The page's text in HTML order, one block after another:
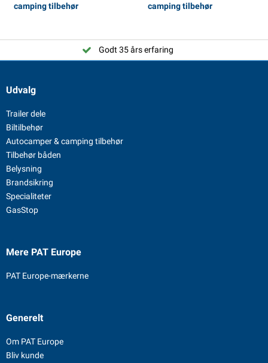
camping tilbehør
camping tilbehør
Godt 35 års erfaring
Udvalg
Trailer dele
Biltilbehør
Autocamper & camping tilbehør
Tilbehør båden
Belysning
Brandsikring
Specialiteter
GasStop
Mere PAT Europe
PAT Europe-mærkerne
Generelt
Om PAT Europe
Bliv kunde